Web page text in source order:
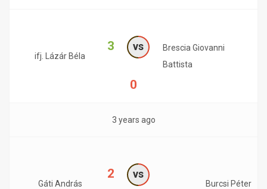
ifj. Lázár Béla
3 vs
0
Brescia Giovanni
Battista
3 years ago
Gáti András
2 vs
Burcsi Péter